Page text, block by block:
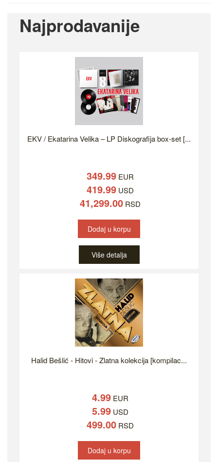
Najprodavanije
EKV / Ekatarina Velika – LP Diskografija box-set [...
349.99 EUR
419.99 USD
41,299.00 RSD
Dodaj u korpu
Više detalja
Halid Bešlić - Hitovi - Zlatna kolekcija [kompilac...
4.99 EUR
5.99 USD
499.00 RSD
Dodaj u korpu